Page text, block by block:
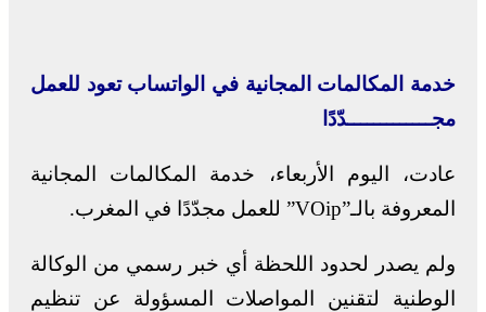
خدمة المكالمات المجانية في الواتساب تعود للعمل
مجـــــــــــــدّدًا
عادت، اليوم الأربعاء، خدمة المكالمات المجانية
المعروفة بالـ”VOip” للعمل مجدّدًا في المغرب.
ولم يصدر لحدود اللحظة أي خبر رسمي من الوكالة
الوطنية لتقنين المواصلات المسؤولة عن تنظيم